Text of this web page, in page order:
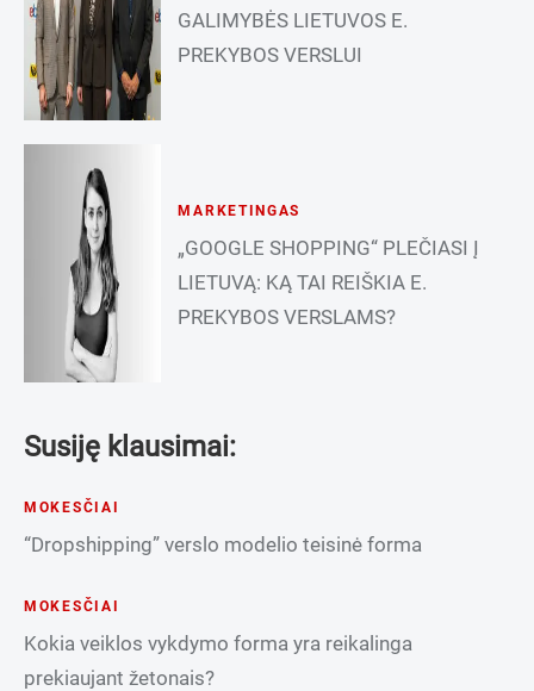
GALIMYBĖS LIETUVOS E.
PREKYBOS VERSLUI
MARKETINGAS
„GOOGLE SHOPPING“ PLEČIASI Į
LIETUVĄ: KĄ TAI REIŠKIA E.
PREKYBOS VERSLAMS?
Susiję klausimai:
MOKESČIAI
“Dropshipping” verslo modelio teisinė forma
MOKESČIAI
Kokia veiklos vykdymo forma yra reikalinga
prekiaujant žetonais?